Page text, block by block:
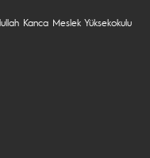
Kanca Meslek Yüksekokulu